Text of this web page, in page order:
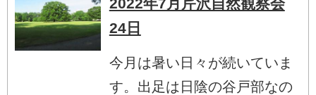
24日
今月は暑い日々が続いていま
す。出足は日陰の谷戸部なの